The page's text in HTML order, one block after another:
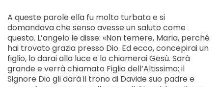
A queste parole ella fu molto turbata e si
domandava che senso avesse un saluto come
questo. L’angelo le disse: «Non temere, Maria, perché
hai trovato grazia presso Dio. Ed ecco, concepirai un
figlio, lo darai alla luce e lo chiamerai Gesù. Sarà
grande e verrà chiamato Figlio dell’Altissimo; il
Signore Dio gli darà il trono di Davide suo padre e